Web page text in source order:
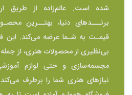
شده است. عالم‌زاده از طریق
برنـــد‌های دنیا، بهتــرین
قیمـت به شـما عرضه می‌کند. این
بی‌نظیری از محصولات هنری، از
مجسمه‌سازی و حتی لوازم
نیازهای هنری شما را برطرف